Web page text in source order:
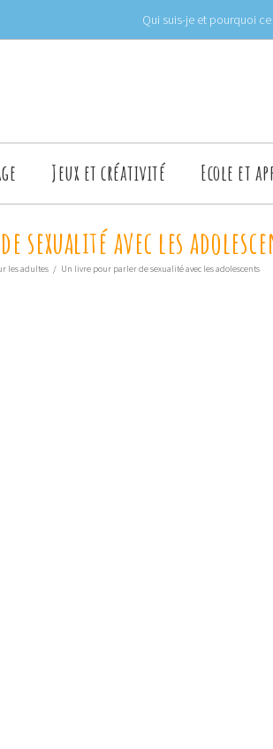
Qui suis-je et pourquoi
Jeux et créativité Ecole et
sexualité avec les
les adultes / Un livre pour parler de sexualité avec les adolescents